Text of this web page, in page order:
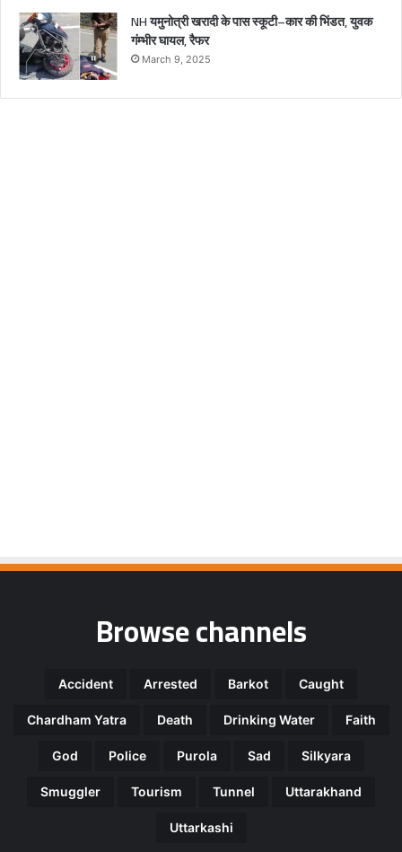
NH यमुनोत्री खरादी के पास स्कूटी–कार की भिंडत, युवक
गंम्भीर घायल, रैफर
March 9, 2025
Browse channels
Accident Arrested Barkot Caught
Chardham Yatra Death Drinking Water Faith
God Police Purola Sad Silkyara
Smuggler Tourism Tunnel Uttarakhand
Uttarkashi